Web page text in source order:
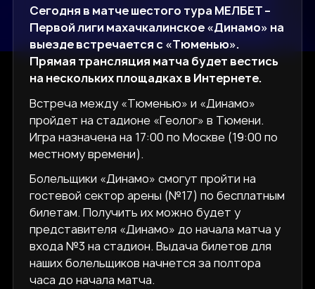
Сегодня в матче шестого тура МЕЛБЕТ –
Первой лиги махачкалинское «Динамо» на
выезде встречается с «Тюменью».
Прямая трансляция матча будет вестись
на нескольких площадках в Интернете.
Встреча между «Тюменью» и «Динамо»
пройдет на стадионе «Геолог» в Тюмени.
Игра назначена на 17:00 по Москве (19:00 по
местному времени).
Болельщики «Динамо» смогут пройти на
гостевой сектор арены (№17) по бесплатным
билетам. Получить их можно будет у
представителя «Динамо» до начала матча у
входа №3 на стадион. Выдача билетов для
наших болельщиков начнется за полтора
часа до начала матча.